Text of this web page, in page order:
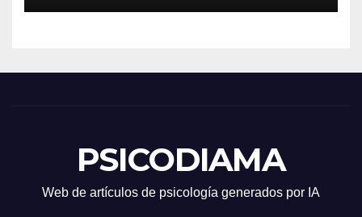
PSICODIAMA
Web de artículos de psicología generados por IA